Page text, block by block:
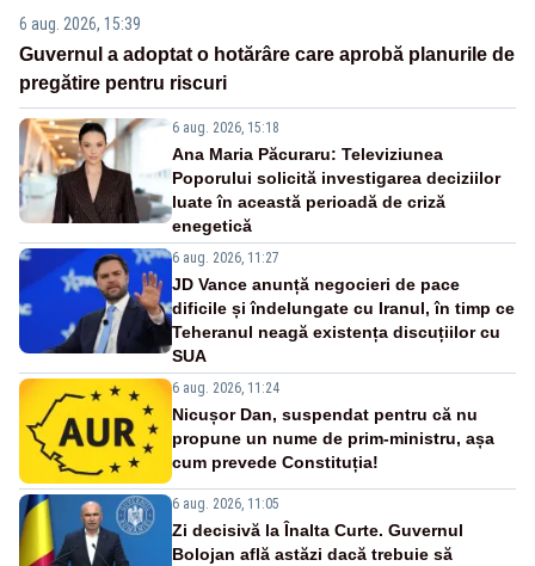
6 aug. 2026, 15:39
Guvernul a adoptat o hotărâre care aprobă planurile de
pregătire pentru riscuri
6 aug. 2026, 15:18
Ana Maria Păcuraru: Televiziunea
Poporului solicită investigarea deciziilor
luate în această perioadă de criză
enegetică
6 aug. 2026, 11:27
JD Vance anunță negocieri de pace
dificile și îndelungate cu Iranul, în timp ce
Teheranul neagă existența discuțiilor cu
SUA
6 aug. 2026, 11:24
Nicușor Dan, suspendat pentru că nu
propune un nume de prim-ministru, așa
cum prevede Constituția!
6 aug. 2026, 11:05
Zi decisivă la Înalta Curte. Guvernul
Bolojan află astăzi dacă trebuie să